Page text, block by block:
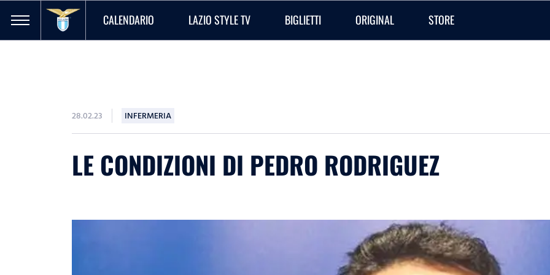
CALENDARIO LAZIO STYLE TV BIGLIETTI ORIGINAL STORE
28.02.23 INFERMERIA
LE CONDIZIONI DI PEDRO RODRIGUEZ